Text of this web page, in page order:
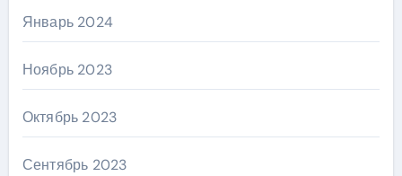
Январь 2024
Ноябрь 2023
Октябрь 2023
Сентябрь 2023